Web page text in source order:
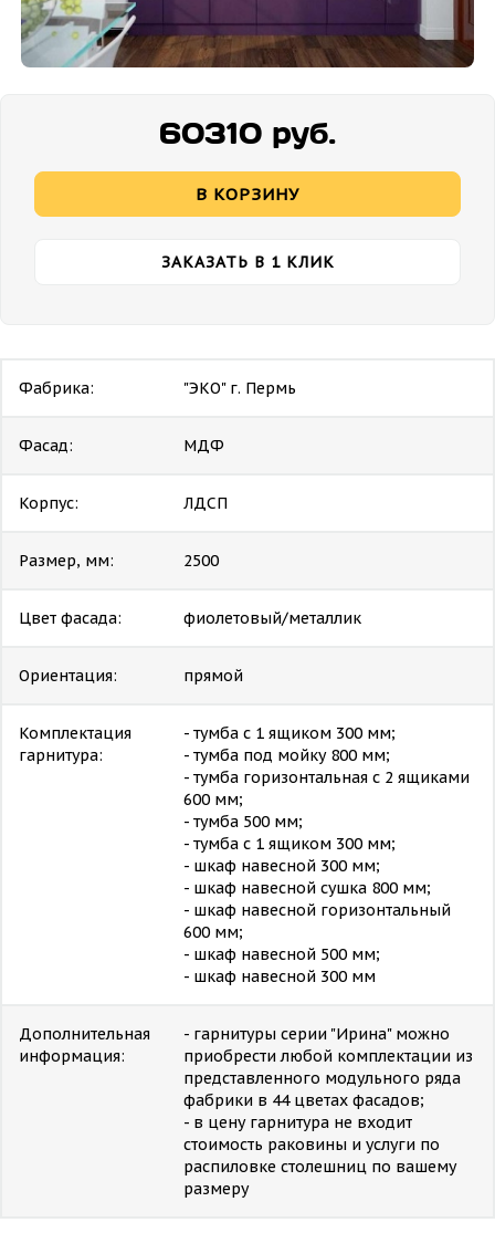
60310 руб.
В КОРЗИНУ
ЗАКАЗАТЬ В 1 КЛИК
Фабрика: "ЭКО" г. Пермь
Фасад: МДФ
Корпус: ЛДСП
Размер, мм: 2500
Цвет фасада: фиолетовый/металлик
Ориентация: прямой
Комплектация
гарнитура:
- тумба с 1 ящиком 300 мм;
- тумба под мойку 800 мм;
- тумба горизонтальная с 2 ящиками
600 мм;
- тумба 500 мм;
- тумба с 1 ящиком 300 мм;
- шкаф навесной 300 мм;
- шкаф навесной сушка 800 мм;
- шкаф навесной горизонтальный
600 мм;
- шкаф навесной 500 мм;
- шкаф навесной 300 мм
Дополнительная
информация:
- гарнитуры серии "Ирина" можно
приобрести любой комплектации из
представленного модульного ряда
фабрики в 44 цветах фасадов;
- в цену гарнитура не входит
стоимость раковины и услуги по
распиловке столешниц по вашему
размеру